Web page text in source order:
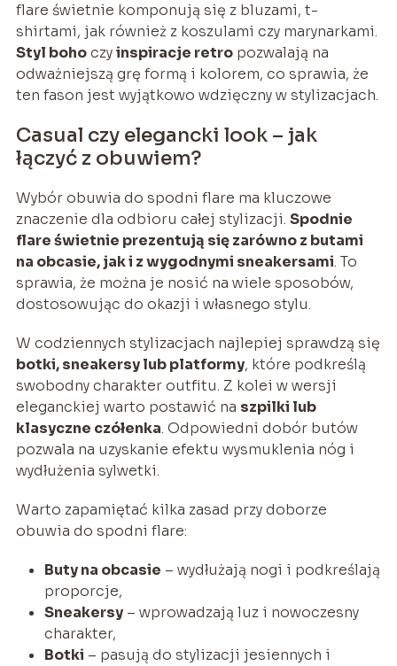
flare świetnie komponują się z bluzami, t-
shirtami, jak również z koszulami czy marynarkami.
Styl bohoczyinspiracje retropozwalają na
odważniejszą grę formą i kolorem, co sprawia, że
ten fason jest wyjątkowo wdzięczny w stylizacjach.
Casual czy elegancki look – jak
łączyć z obuwiem?
Wybór obuwia do spodni flare ma kluczowe
znaczenie dla odbioru całej stylizacji. Spodnie
flare świetnie prezentują się zarówno z butami
na obcasie, jak i z wygodnymi sneakersami. To
sprawia, że można je nosić na wiele sposobów,
dostosowując do okazji i własnego stylu.
W codziennych stylizacjach najlepiej sprawdzą się
botki, sneakersy lub platformy, które podkreślą
swobodny charakter outfitu. Z kolei w wersji
eleganckiej warto postawić na szpilki lub
klasyczne czółenka. Odpowiedni dobór butów
pozwala na uzyskanie efektu wysmuklenia nóg i
wydłużenia sylwetki.
Warto zapamiętać kilka zasad przy doborze
obuwia do spodni flare:
Buty na obcasie – wydłużają nogi i podkreślają
proporcje,
Sneakersy– wprowadzają luz i nowoczesny
charakter,
Botki – pasują do stylizacji jesiennych i